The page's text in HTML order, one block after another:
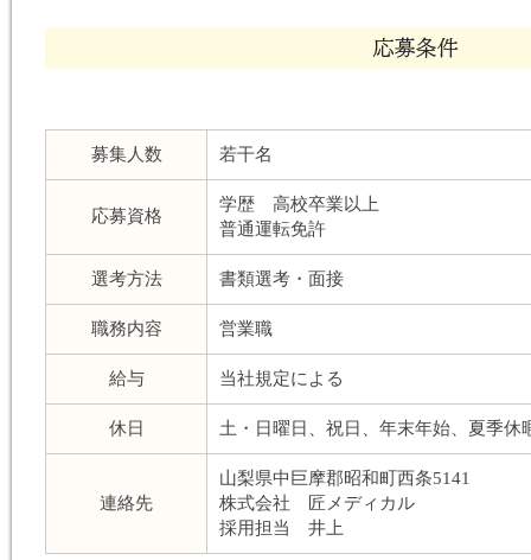
募集人数 若干名
応募資格
学歴 高校卒業以上
普通運転免許
選考方法 書類選考・面接
職務内容 営業職
給与 当社規定による
休日 土・日曜日、祝日、年末年始、夏季休
連絡先
山梨県中巨摩郡昭和町西条5141
株式会社 匠メディカル
採用担当 井上